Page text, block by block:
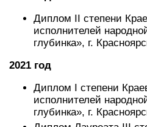
Диплом II степени
исполнителей
глубинка», г.
2021 год
Диплом I степени
исполнителей
глубинка», г.